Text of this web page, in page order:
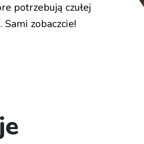
potrzebują czułej
zobaczcie!